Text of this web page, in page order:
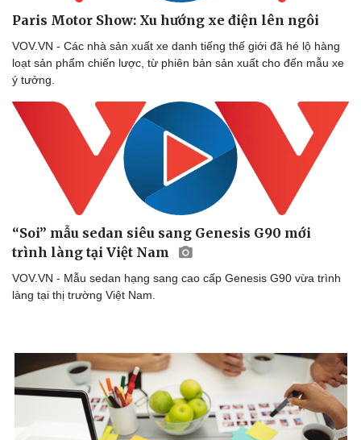
Sức khỏe
Dinh dưỡng - món ngon
Sản phụ khoa
Đời sống
Nhà đẹp
Blog
Tình yêu - Gia đình
Paris Motor Show: Xu hướng xe điện lên ngôi
VOV.VN - Các nhà sản xuất xe danh tiếng thế giới đã hé lộ hàng
loạt sản phẩm chiến lược, từ phiên bản sản xuất cho đến mẫu xe
ý tưởng.
“Soi” mẫu sedan siêu sang Genesis G90 mới
trình làng tại Việt Nam
VOV.VN - Mẫu sedan hạng sang cao cấp Genesis G90 vừa trình
làng tại thị trường Việt Nam.